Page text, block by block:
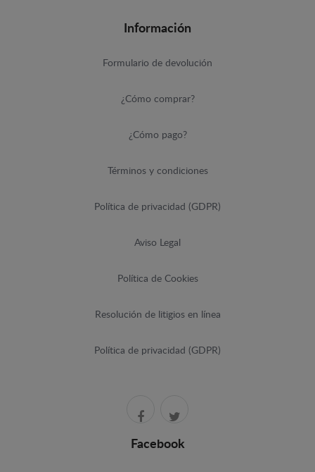
Información
Formulario de devolución
¿Cómo comprar?
¿Cómo pago?
Términos y condiciones
Política de privacidad (GDPR)
Aviso Legal
Política de Cookies
Resolución de litigios en línea
Política de privacidad (GDPR)
Facebook